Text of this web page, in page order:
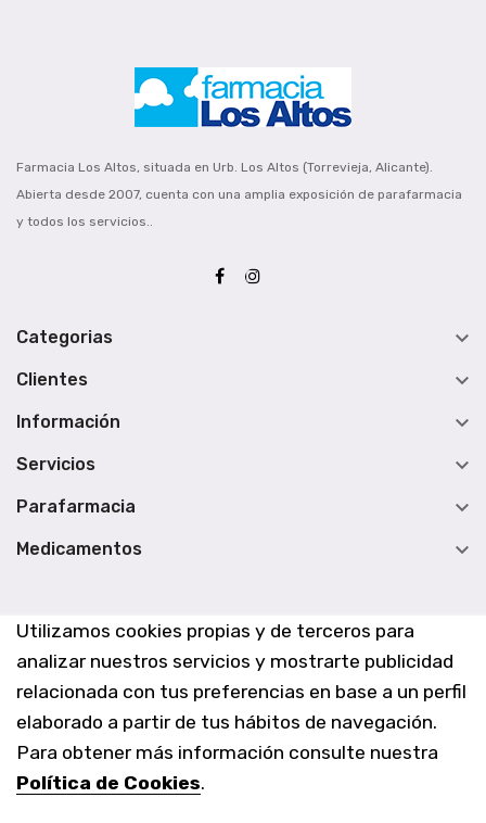
Utilizamos cookies propias y de terceros para
analizar nuestros servicios y mostrarte publicidad
relacionada con tus preferencias en base a un perfil
elaborado a partir de tus hábitos de navegación.
Para obtener más información consulte nuestra
Política de Cookies.
Farmacia Los Altos, situada en Urb. Los Altos (Torrevieja, Alicante).
Abierta desde 2007, cuenta con una amplia exposición de parafarmacia
y todos los servicios..
Categorias 
Clientes 
Información 
Servicios 
Parafarmacia 
Medicamentos 